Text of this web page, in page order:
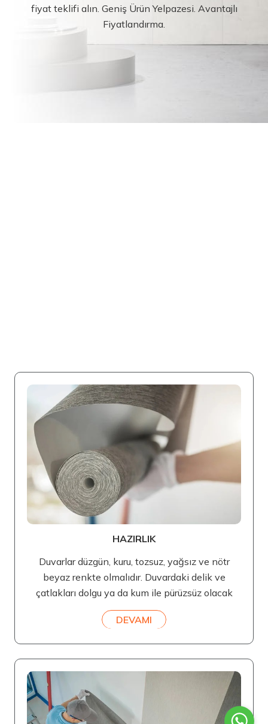
fiyat teklifi alın. Geniş Ürün Yelpazesi. Avantajlı
Fiyatlandırma.
HAZIRLIK
Duvarlar düzgün, kuru, tozsuz, yağsız ve nötr
beyaz renkte olmalıdır. Duvardaki delik ve
çatlakları dolgu ya da kum ile pürüzsüz olacak
DEVAMI